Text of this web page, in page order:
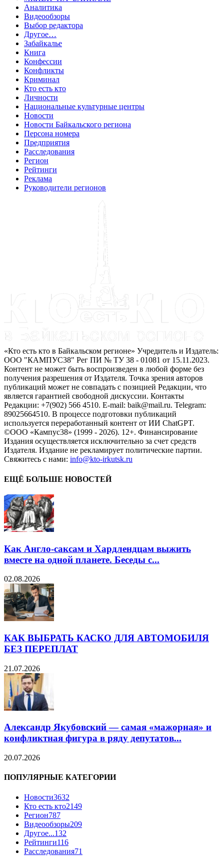
Аналитика
Видеообзоры
Выбор редактора
Другое…
Забайкалье
Книга
Конфессии
Конфликты
Криминал
Кто есть кто
Личности
Национальные культурные центры
Новости
Новости Байкальского региона
Персона номера
Предприятия
Расследования
Регион
Рейтинги
Реклама
Руководители регионов
«Кто есть кто в Байкальском регионе» Учредитель и Издатель:
ООО "КАМПУС38" Рег ПИ № ТУ 38 - 01081 от 15.11.2023.
Контент не может быть воспроизведен в любой форме без
получения разрешения от Издателя. Точка зрения авторов
публикаций может не совпадать с позицией Редакции, что
является гарантией свободной дискуссии. Контакты
Редакции: +7(902) 566 4510. E-mail: baik@mail.ru. Telegram:
89025664510. В процессе подготовки публикаций
используется переработанный контент от ИИ ChatGPT.
©ООО «Кампус38» (1999 - 2026). 12+. Финансирование
Издания осуществляется исключительно за счет средств
Издателя. Издание не рекламирует политические партии.
Свяжитесь с нами: info@kto-irkutsk.ru
ЕЩЁ БОЛЬШЕ НОВОСТЕЙ
Как Англо-саксам и Хардлендцам выжить
вместе на одной планете. Беседы с...
02.08.2026
КАК ВЫБРАТЬ КАСКО ДЛЯ АВТОМОБИЛЯ
БЕЗ ПЕРЕПЛАТ
21.07.2026
Александр Якубовский — самая «мажорная» и
конфликтная фигура в ряду депутатов...
20.07.2026
ПОПУЛЯРНЫЕ КАТЕГОРИИ
Новости3632
Кто есть кто2149
Регион787
Видеообзоры209
Другое...132
Рейтинги116
Расследования71